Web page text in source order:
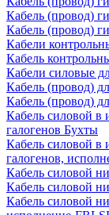
Кабель (провод)
Кабель (провод)
Кабели
Кабель
Кабели силовые
Кабель (провод)
Кабель (провод)
Кабель силовой в
галогенов Бухты
Кабель силовой в
галогенов,
Кабель силовой
Кабель силовой
Кабель силовой